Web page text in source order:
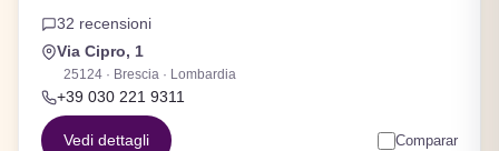
32 recensioni
Via Cipro, 1
25124 · Brescia · Lombardia
+39 030 221 9311
Vedi dettagli Comparar